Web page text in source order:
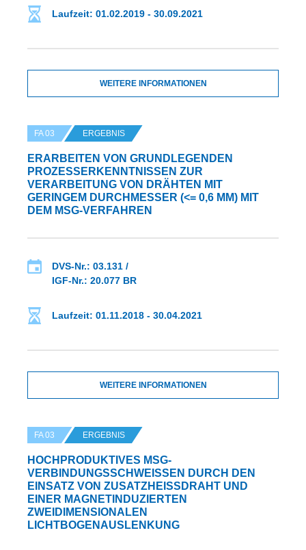
Laufzeit: 01.02.2019 - 30.09.2021
WEITERE INFORMATIONEN
FA 03 ERGEBNIS
ERARBEITEN VON GRUNDLEGENDEN
PROZESSERKENNTNISSEN ZUR
VERARBEITUNG VON DRÄHTEN MIT
GERINGEM DURCHMESSER (<= 0,6 MM) MIT
DEM MSG-VERFAHREN
DVS-Nr.: 03.131 /
IGF-Nr.: 20.077 BR
Laufzeit: 01.11.2018 - 30.04.2021
WEITERE INFORMATIONEN
FA 03 ERGEBNIS
HOCHPRODUKTIVES MSG-
VERBINDUNGSSCHWEISSEN DURCH DEN E
INSATZ VON ZUSATZHEISSDRAHT UND EI
NER MAGNETINDUZIERTEN ZW
EIDIMENSIONALEN LI
CHTBOGENAUSLENKUNG